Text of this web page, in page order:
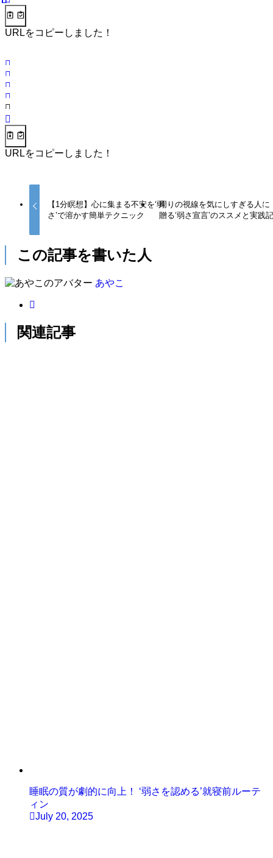
URLをコピーしました！
URLをコピーしました！
【1分瞑想】心に集まる不安を‘弱
さ’で溶かす簡単テクニック
周りの視線を気にしすぎる人に
贈る‘弱さ宣言’のススメと実践
この記事を書いた人
あやこ
関連記事
睡眠の質が劇的に向上！ ‘弱さを認める’就寝前ルーテ
ィン
July 20, 2025